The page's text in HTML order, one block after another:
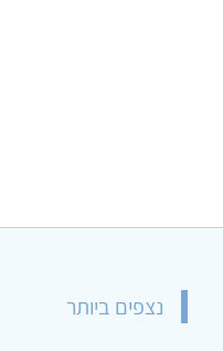
נצפים ביותר